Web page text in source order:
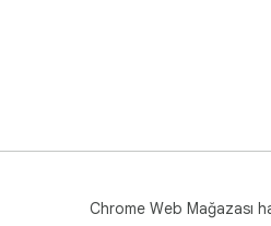
Chrome Web Mağazası